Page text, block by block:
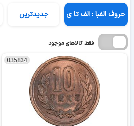
حروف الفبا : الف تا ی جدیدترین
فقط کالاهای موجود
035834